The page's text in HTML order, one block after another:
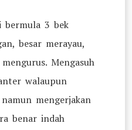
bermula 3 bek
besar merayau,
Mengasuh
walaupun
mengerjakan
benar indah